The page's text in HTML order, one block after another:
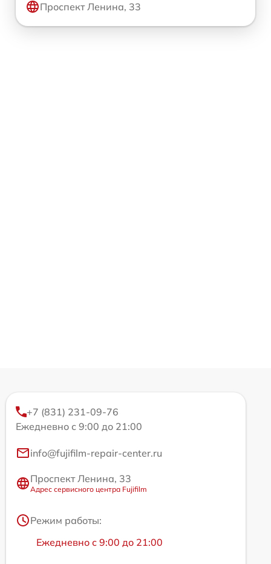
Проспект Ленина, 33
+7 (831) 231-09-76
Ежедневно с 9:00 до 21:00
info@fujifilm-repair-center.ru
Проспект Ленина, 33
Адрес сервисного центра Fujifilm
Режим работы:
Ежедневно с 9:00 до 21:00